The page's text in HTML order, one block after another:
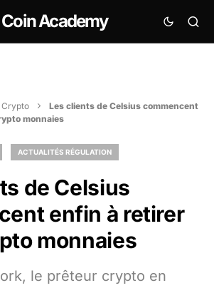
Coin Academy
Les clients de Celsius commencent
monnaies
ACTUALITÉS RÉGULATION
de Celsius
enfin à retirer
monnaies
le prêteur crypto en